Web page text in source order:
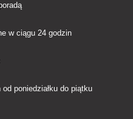
w ciągu 24 godzin
poniedziałku do piątku